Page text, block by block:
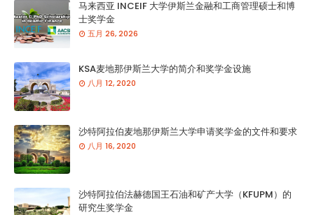
马来西亚 INCEIF 大学伊斯兰金融和工商管理硕士和博
士奖学金
五月 26, 2026
KSA麦地那伊斯兰大学的简介和奖学金设施
八月 12, 2020
沙特阿拉伯麦地那伊斯兰大学申请奖学金的文件和要求
八月 16, 2020
沙特阿拉伯法赫德国王石油和矿产大学（KFUPM）的
研究生奖学金